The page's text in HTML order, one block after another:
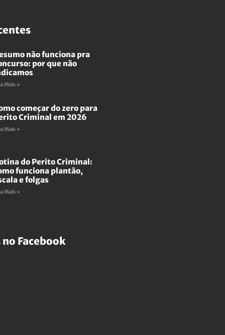
não funciona pra
por que não
Mais »
começar do zero para
Criminal em 2026
Mais »
do Perito Criminal:
funciona plantão,
e folgas
Mais »
Facebook